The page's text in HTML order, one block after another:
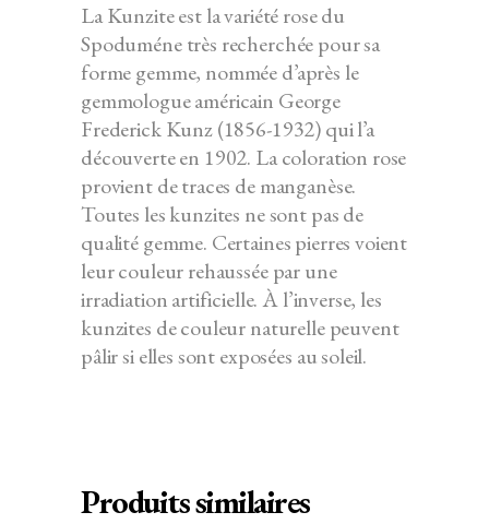
La Kunzite est la variété rose du
Spoduméne très recherchée pour sa
forme gemme, nommée d’après le
gemmologue américain George
FrederickKunz(1856-1932) qui l’a
découverte en 1902. La coloration rose
provient de traces de manganèse.
Toutes les kunzites ne sont pas de
qualité gemme. Certaines pierres voient
leur couleur rehaussée par une
irradiation artificielle. À l’inverse, les
kunzites de couleur naturelle peuvent
pâlir si elles sont exposées au soleil.
Produits similaires